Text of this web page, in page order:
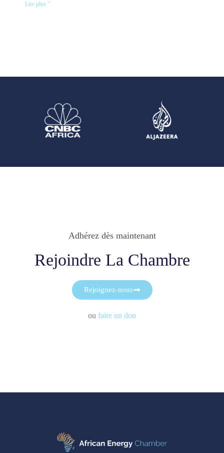
Lire plus "
Adhérez dès maintenant
Rejoindre La Chambre
Rejoignez-nous
ou faire un don